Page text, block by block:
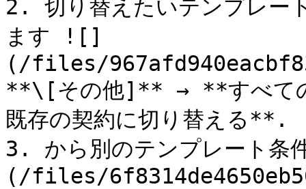
2. 切り替えたいテンプレー
ます ![]
(/files/
**\[その他]** → **すべての
既存の契約に切り替える**.
3. から別のテンプレート
(/files/